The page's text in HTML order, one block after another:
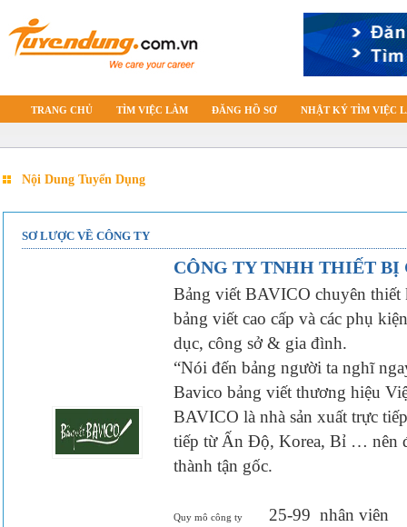
TRANG CHỦ TÌM VIỆC LÀM ĐĂNG HỒ SƠ NHẬT KÝ TÌM VIỆC
Nội Dung Tuyển Dụng
SƠ LƯỢC VỀ CÔNG TY
CÔNG TY TNHH THIẾT BỊ
Bảng viết BAVICO chuyên thiết
bảng viết cao cấp và các phụ
dục, công sở & gia đình.
“Nói đến bảng người ta nghĩ
Bavico bảng viết thương hiệu
BAVICO là nhà sản xuất trực
tiếp từ Ấn Độ, Korea, Bỉ … nên
thành tận gốc.
Quy mô công ty 25-99 nhân viên